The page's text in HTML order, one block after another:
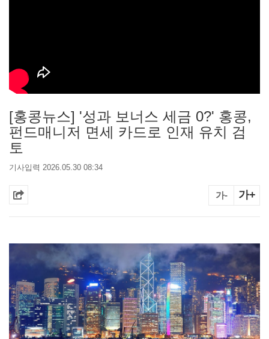
[홍콩뉴스] '성과 보너스 세금 0?' 홍콩,
펀드매니저 면세 카드로 인재 유치 검
토
기사입력 2026.05.30 08:34
가- 가+